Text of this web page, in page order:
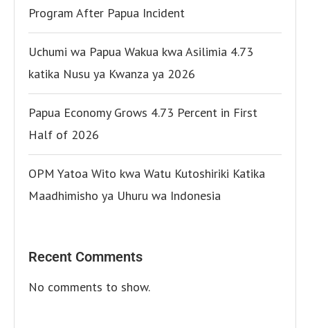
Program After Papua Incident
Uchumi wa Papua Wakua kwa Asilimia 4.73
katika Nusu ya Kwanza ya 2026
Papua Economy Grows 4.73 Percent in First
Half of 2026
OPM Yatoa Wito kwa Watu Kutoshiriki Katika
Maadhimisho ya Uhuru wa Indonesia
Recent Comments
No comments to show.